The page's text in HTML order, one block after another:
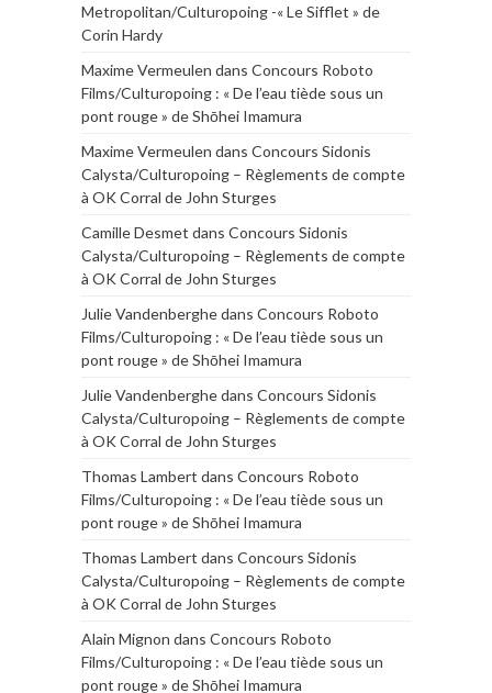
Metropolitan/Culturopoing -« Le Sifflet » de
Corin Hardy
Maxime Vermeulen dans Concours Roboto
Films/Culturopoing : « De l’eau tiède sous un
pont rouge » de Shōhei Imamura
Maxime Vermeulen dans Concours Sidonis
Calysta/Culturopoing – Règlements de compte
à OK Corral de John Sturges
Camille Desmet dans Concours Sidonis
Calysta/Culturopoing – Règlements de compte
à OK Corral de John Sturges
Julie Vandenberghedans Concours Roboto
Films/Culturopoing : « De l’eau tiède sous un
pont rouge » de Shōhei Imamura
Julie Vandenberghedans Concours Sidonis
Calysta/Culturopoing – Règlements de compte
à OK Corral de John Sturges
Thomas Lambert dans Concours Roboto
Films/Culturopoing : « De l’eau tiède sous un
pont rouge » de Shōhei Imamura
Thomas Lambert dans Concours Sidonis
Calysta/Culturopoing – Règlements de compte
à OK Corral de John Sturges
Alain Mignon dans Concours Roboto
Films/Culturopoing : « De l’eau tiède sous un
pont rouge » de Shōhei Imamura